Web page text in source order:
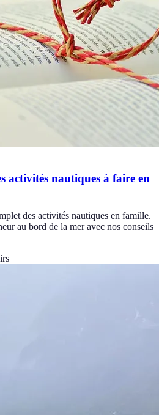
activités nautiques à faire en
des activités nautiques en famille.
au bord de la mer avec nos conseils